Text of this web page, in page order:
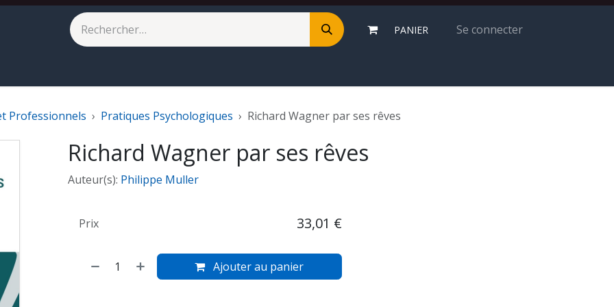
PANIER Se connecter
Professionnels Pratiques Psychologiques Richard Wagner par ses rêves
Richard Wagner par ses rêves
Auteur(s): Philippe Muller
Ajouter au panier
Prix 33,01 €